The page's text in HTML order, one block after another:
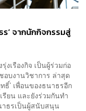
ร’ จากนักกิจกรรมสู่
งเรืองกิจ เป็นผู้ร่วมก่อ
อบงานวิชาการ ล่าสุด
ธิ์’ เพื่อนของธนาธรอีก
รียน และยังร่วมกันทำ
าธรเป็นผู้สนับสนุน